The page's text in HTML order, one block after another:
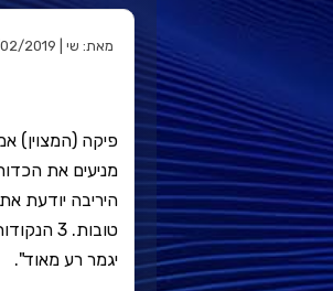
מאת: שי | 17/02/2019 | קטגוריה:
פיקה (המצוין)
מניעים את
היריבה יודעת
טובות.
יגמר רע מאוד".